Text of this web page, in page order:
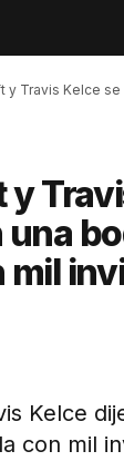
y Travis Kelce
una
mil
Kelce
con mil